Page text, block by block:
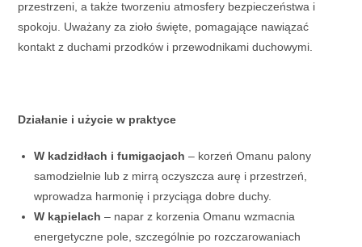
przestrzeni, a także tworzeniu atmosfery bezpieczeństwa i
spokoju. Uważany za zioło święte, pomagające nawiązać
kontakt z duchami przodków i przewodnikami duchowymi.
Działanie i użycie w praktyce
W kadzidłach i fumigacjach – korzeń Omanu palony
samodzielnie lub z mirrą oczyszcza aurę i przestrzeń,
wprowadza harmonię i przyciąga dobre duchy.
W kąpielach – napar z korzenia Omanu wzmacnia
energetyczne pole, szczególnie po rozczarowaniach